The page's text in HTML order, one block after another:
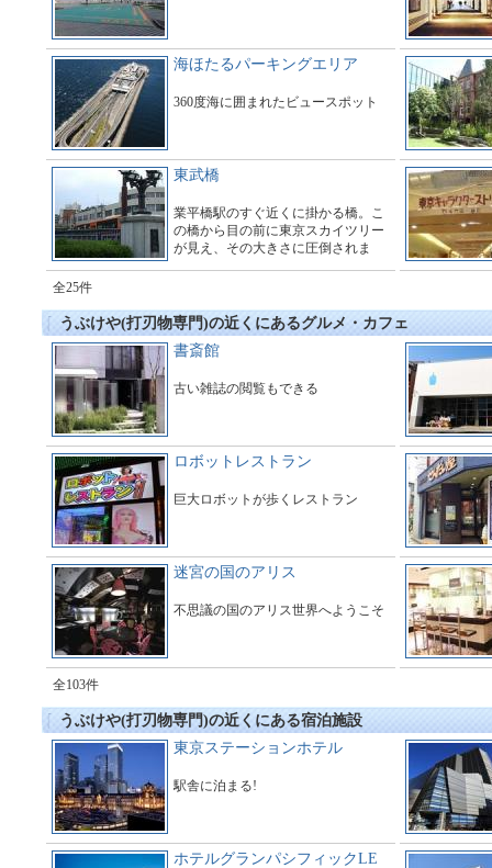
海ほたるパーキングエリア
360度海に囲まれたビュースポット
東武橋
業平橋駅のすぐ近くに掛かる橋。こ
の橋から目の前に東京スカイツリー
が見え、その大きさに圧倒されま
全25件
うぶけや(打刃物専門)の近くにあるグルメ・カフェ
書斎館
古い雑誌の閲覧もできる
ロボットレストラン
巨大ロボットが歩くレストラン
迷宮の国のアリス
不思議の国のアリス世界へようこそ
全103件
うぶけや(打刃物専門)の近くにある宿泊施設
東京ステーションホテル
駅舎に泊まる!
ホテルグランパシフィックLE